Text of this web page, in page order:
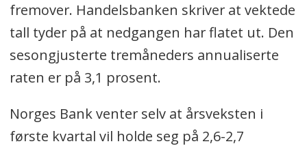
fremover. Handelsbanken skriver at vektede
tall tyder på at nedgangen har flatet ut. Den
sesongjusterte tremåneders annualiserte
raten er på 3,1 prosent.
Norges Bank venter selv at årsveksten i
første kvartal vil holde seg på 2,6-2,7